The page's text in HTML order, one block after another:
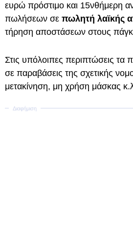
ευρώ πρόστιμο και 15νθήμερη
πωλήσεων σε πωλητή λαϊκής
τήρηση αποστάσεων στους
Στις υπόλοιπες περιπτώσεις τα
σε παραβάσεις της σχετικής
μετακίνηση, μη χρήση μάσκας